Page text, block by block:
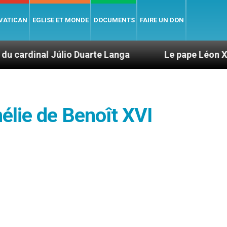
EGLISE ET MONDE DOCUMENTS FAIRE UN DON
Duarte Langa Le pape Léon XIV évoque un
de Benoît XVI